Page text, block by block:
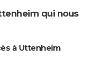
qui nous
à Uttenheim